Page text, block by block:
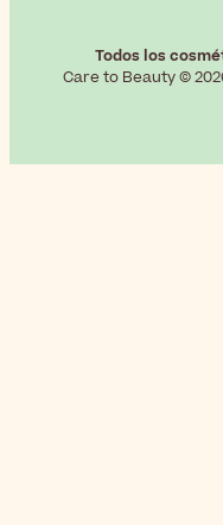
Todos los
Care to Beauty ©